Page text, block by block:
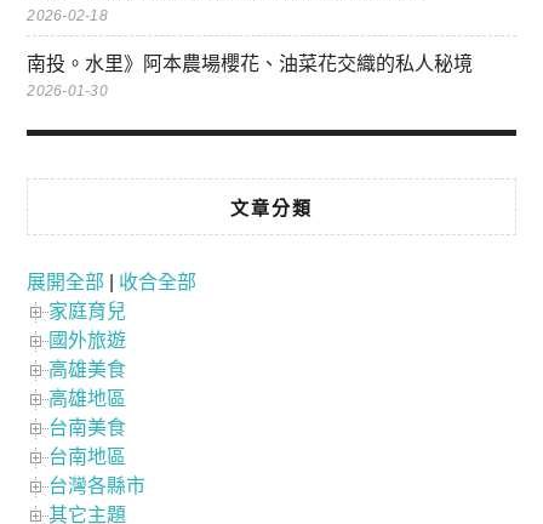
2026-02-18
南投。水里》阿本農場櫻花、油菜花交織的私人秘境
2026-01-30
文章分類
展開全部
收合全部
家庭育兒
國外旅遊
高雄美食
高雄地區
台南美食
台南地區
台灣各縣市
其它主題